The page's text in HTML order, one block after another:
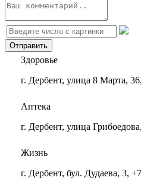
Здоровье
г. Дербент, улица 8 Марта,
Аптека
г. Дербент, улица
Жизнь
г. Дербент, бул. Дудаева, 3,